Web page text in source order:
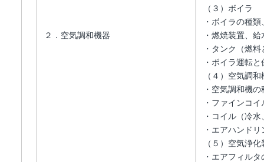
２．空気調和機器
（３）ボイラ
・ボイラの種
・燃焼装置、
・タンク（燃
・ボイラ運転と
（４）空気調和
・空気調和機
・ファインコ
・コイル（冷
・エアハンド
（５）空気浄化
・エアフィル